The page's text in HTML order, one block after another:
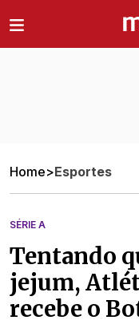
Home>Esportes
SÉRIE A
Tentando
jejum,
recebe o